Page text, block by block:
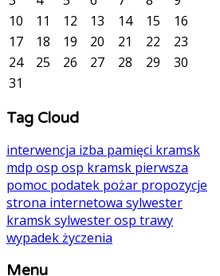
10
11 12 13 14 15
16
17
18 19 20 21 22
23
24
25 26 27 28 29
30
31
Tag Cloud
interwencja izba pamięci kramsk
mdp osp osp kramsk pierwsza
pomoc podatek pożar propozycje
strona internetowa sylwester
kramsksylwester osp trawy
wypadekżyczenia
Menu